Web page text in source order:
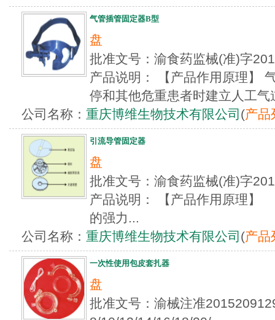
气管插管固定器B型
盘
批准文号：渝食药监械(准)
产品说明： 【产品作用原理】
停和其他危重患者时建立人工气
公司名称： 重庆博维生物技术有限公司 (产品
引流导管固定器
盘
批准文号：渝食药监械(准)
产品说明： 【产品作用原理
的强力...
公司名称： 重庆博维生物技术有限公司 (产品
一次性使用包皮套扎器
盘
批准文号：渝械注准